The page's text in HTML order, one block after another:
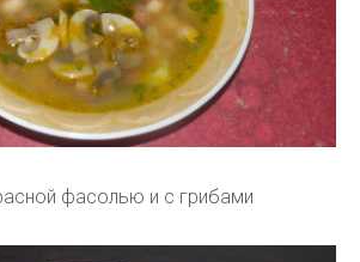
фасолью и с грибами